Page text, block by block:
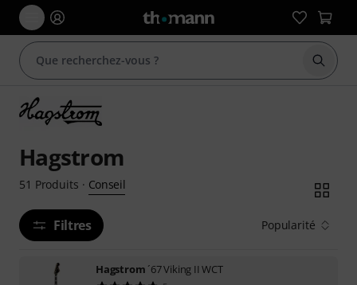
Hagstrom
51 Produits · Conseil
Filtres Popularité
Hagstrom ´67 Viking II WCT